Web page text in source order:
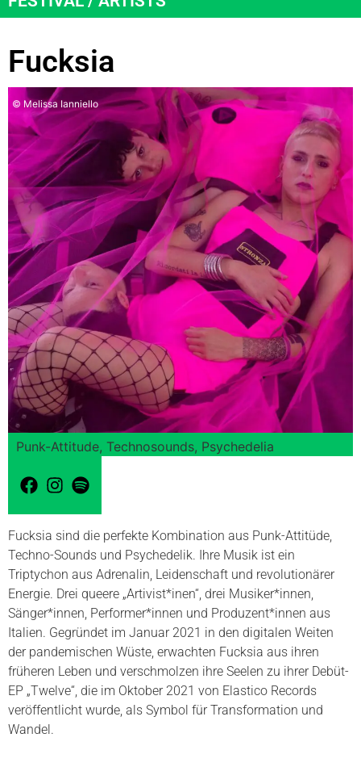
Fucksia
© Melissa Ianniello
Punk-Attitude, Technosounds, Psychedelia
Fucksia sind die perfekte Kombination aus Punk-Attitüde,
Techno-Sounds und Psychedelik. Ihre Musik ist ein
Triptychon aus Adrenalin, Leidenschaft und revolutionärer
Energie. Drei queere „Artivist*inen“, drei Musiker*innen,
Sänger*innen, Performer*innen und Produzent*innen aus
Italien. Gegründet im Januar 2021 in den digitalen Weiten
der pandemischen Wüste, erwachten Fucksia aus ihren
früheren Leben und verschmolzen ihre Seelen zu ihrer Debüt-
EP „Twelve“, die im Oktober 2021 von Elastico Records
veröffentlicht wurde, als Symbol für Transformation und
Wandel.